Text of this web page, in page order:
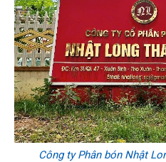
Công ty Phân bón Nhật